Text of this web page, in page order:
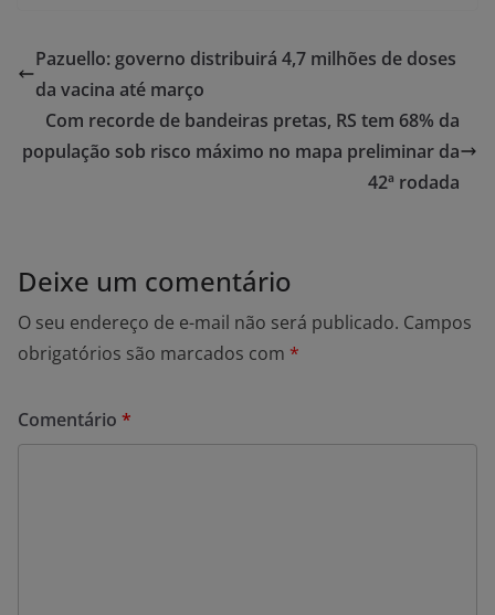
Pazuello: governo distribuirá 4,7 milhões de doses
da vacina até março
Com recorde de bandeiras pretas, RS tem 68% da
população sob risco máximo no mapa preliminar da
42ª rodada
Deixe um comentário
O seu endereço de e-mail não será publicado. Campos
obrigatórios são marcados com *
Comentário *